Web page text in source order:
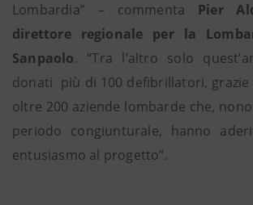
Lombardia” – commenta Pier
direttore regionale per la
Sanpaolo. “Tra l’altro solo
donati più di 100 defibrillatori,
oltre 200 aziende lombarde che,
periodo congiunturale, hanno
entusiasmo al progetto”.